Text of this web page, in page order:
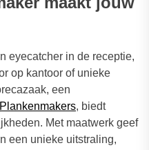
eyecatcher in de receptie,
op kantoor of unieke
een
Plankenmakers, biedt
Met maatwerk geef
een unieke uitstraling,